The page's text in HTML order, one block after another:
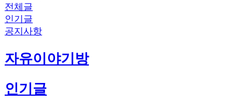
전체글
인기글
공지사항
자유이야기방
인기글